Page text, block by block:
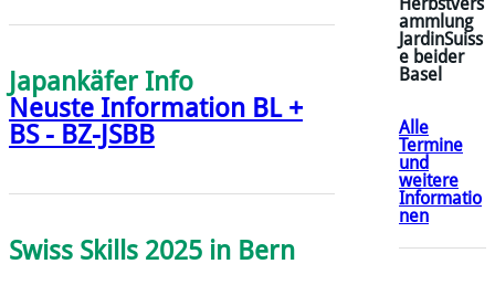
Japankäfer Info
Neuste Information BL +
BS - BZ-JSBB
Swiss Skills 2025 in Bern
Herbstvers
ammlung
JardinSuiss
e beider
Basel
Alle
Termine
und
weitere
Informatio
nen